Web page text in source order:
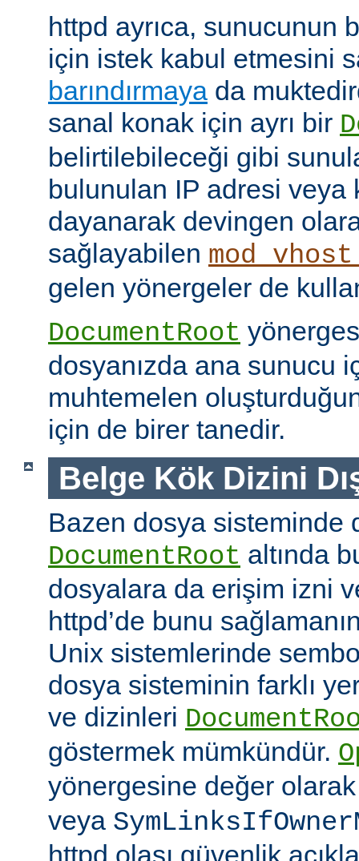
httpd ayrıca, sunucunun
için istek kabul etmesini
barındırmaya da
sanal konak için ayrı bir
belirtilebileceği gibi
bulunulan IP adresi veya
dayanarak devingen
sağlayabilen
gelen yönergeler de
DocumentRoot
dosyanızda ana sunucu
muhtemelen
için de birer tanedir.
Belge Kök Dizini
Bazen dosya sisteminde
DocumentRoot altında
dosyalara da erişim izni
httpd’de bunu
Unix sistemlerinde
dosya sisteminin farklı
ve dizinleri
göstermek mümkündür.
yönergesine değer
veya